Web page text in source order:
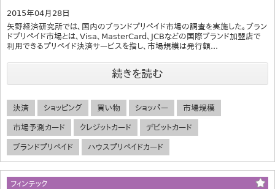
2015年04月28日
矢野経済研究所では、国内のブランドプリペイド市場の調査を実施した。ブラン
ドプリペイド市場とは、Visa、MasterCard、JCBなどの国際ブランド加盟店で
利用できるプリペイド決済サービスを指し、市場規模は発行額...
続きを読む
決済 ショッピング 買い物 ショッパー 市場規模
市場予測カード クレジットカード デビットカード
ブランドプリペイド ハウスプリペイドカード
フィンテック